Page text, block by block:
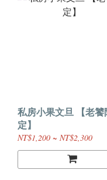
私房小果文旦 【老饕
定】
NT$1,200 ~ NT$2,300